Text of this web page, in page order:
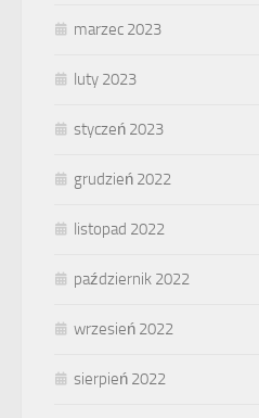
marzec 2023
luty 2023
styczeń 2023
grudzień 2022
listopad 2022
październik 2022
wrzesień 2022
sierpień 2022